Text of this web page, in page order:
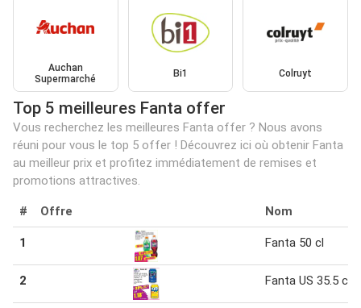
Auchan
Supermarché
Bi1 Colruyt
Top 5 meilleures Fanta offer
Vous recherchez les meilleures Fanta offer ? Nous avons
réuni pour vous le top 5 offer ! Découvrez ici où obtenir Fanta
au meilleur prix et profitez immédiatement de remises et
promotions attractives.
# Offre Nom
1 Fanta 50 cl
2 Fanta US 35.5 cl